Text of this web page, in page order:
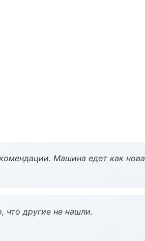
Машина едет как
что другие не нашли.